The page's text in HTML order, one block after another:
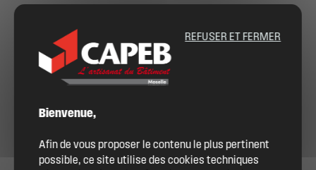
Bienvenue,
Afin de vous proposer le contenu le plus pertinent
possible, ce site utilise des cookies techniques
REFUSER ET FERMER